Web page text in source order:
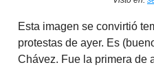
Esta imagen se convirtió
protestas de ayer. Es
Chávez. Fue la primera de